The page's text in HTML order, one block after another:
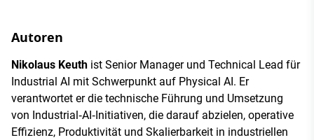
Autoren
Nikolaus Keuth ist Senior Manager und Technical Lead für
Industrial AI mit Schwerpunkt auf Physical AI. Er
verantwortet er die technische Führung und Umsetzung
von Industrial‑AI‑Initiativen, die darauf abzielen, operative
Effizienz, Produktivität und Skalierbarkeit in industriellen